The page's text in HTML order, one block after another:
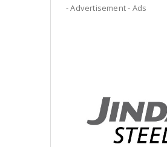
- Advertisement - Ads